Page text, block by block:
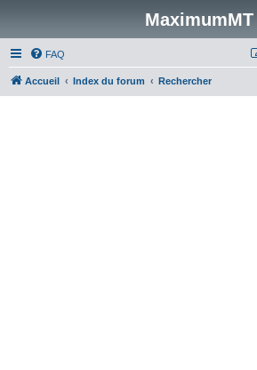
MaximumMT
FAQ
Accueil Index du forum Rechercher